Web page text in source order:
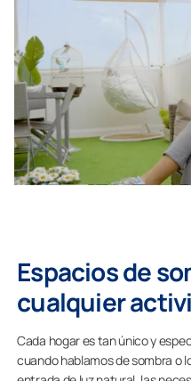
Espacios de
cualquier
Cada hogar es tan único y
cuando hablamos de sombra o